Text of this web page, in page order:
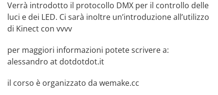
Verrà introdotto il protocollo DMX per il controllo delle
luci e dei LED. Ci sarà inoltre un’introduzione all’utilizzo
di Kinect con vvvv
per maggiori informazioni potete scrivere a:
alessandro at dotdotdot.it
il corso è organizzato da wemake.cc